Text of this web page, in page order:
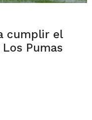
cumplir el
Pumas